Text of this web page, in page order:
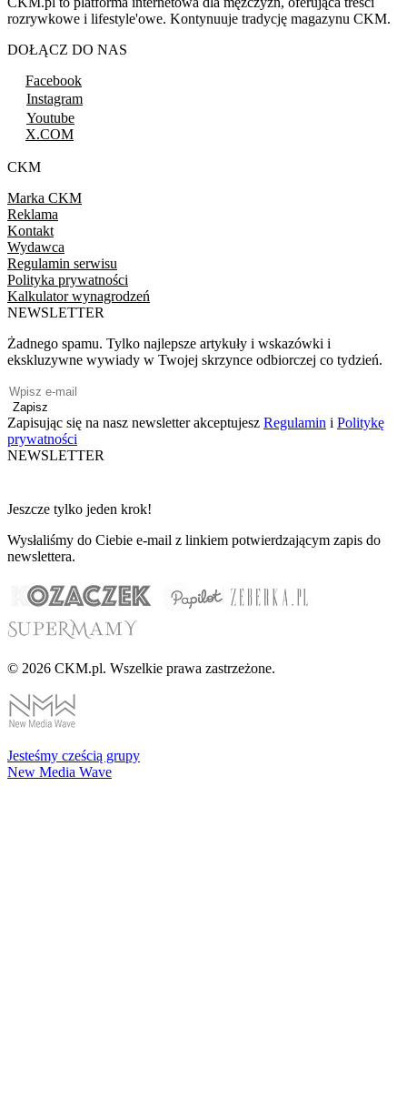
rozrywkowe i lifestyle'owe. Kontynuuje tradycję magazynu CKM.
DOŁĄCZ DO NAS
Facebook
Instagram
Youtube
X.COM
CKM
Marka CKM
Reklama
Kontakt
Wydawca
Regulamin serwisu
Polityka prywatności
Kalkulator wynagrodzeń
NEWSLETTER
Żadnego spamu. Tylko najlepsze artykuły i wskazówki i
ekskluzywne wywiady w Twojej skrzynce odbiorczej co tydzień.
Zapisz
Zapisując się na nasz newsletter akceptujesz Regulamin i Politykę
prywatności
NEWSLETTER
Jeszcze tylko jeden krok!
Wysłaliśmy do Ciebie e-mail z linkiem potwierdzającym zapis do
newslettera.
© 2026 CKM.pl. Wszelkie prawa zastrzeżone.
Jesteśmy cześcią grupy
New Media Wave